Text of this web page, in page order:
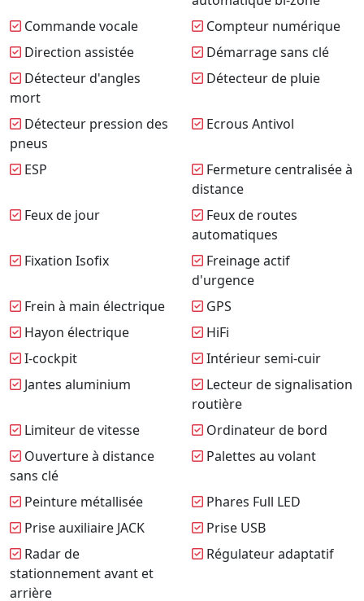
Commande vocale
Compteur numérique
Direction assistée
Démarrage sans clé
Détecteur d'angles
mort
Détecteur de pluie
Détecteur pression des
pneus
Ecrous Antivol
ESP
Fermeture centralisée à
distance
Feux de jour
Feux de routes
automatiques
Fixation Isofix
Freinage actif
d'urgence
Frein à main électrique
GPS
Hayon électrique
HiFi
I-cockpit
Intérieur semi-cuir
Jantes aluminium
Lecteur de signalisation
routière
Limiteur de vitesse
Ordinateur de bord
Ouverture à distance
sans clé
Palettes au volant
Peinture métallisée
Phares Full LED
Prise auxiliaire JACK
Prise USB
Radar de
stationnement avant et
arrière
Régulateur adaptatif